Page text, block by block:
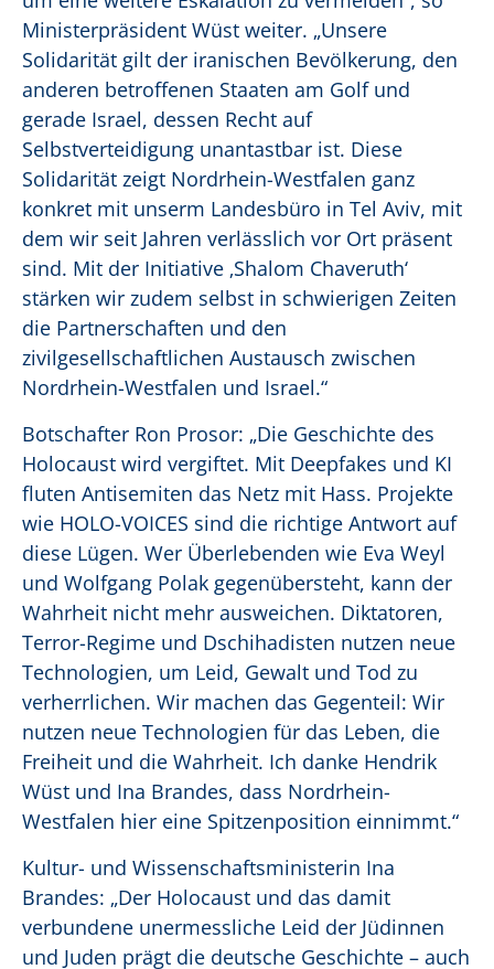
Ministerpräsident Wüst weiter. „Unsere
Solidarität gilt der iranischen Bevölkerung, den
anderen betroffenen Staaten am Golf und
gerade Israel, dessen Recht auf
Selbstverteidigung unantastbar ist. Diese
Solidarität zeigt Nordrhein-Westfalen ganz
konkret mit unserm Landesbüro in Tel Aviv, mit
dem wir seit Jahren verlässlich vor Ort präsent
sind. Mit der Initiative ‚Shalom Chaveruth‘
stärken wir zudem selbst in schwierigen Zeiten
die Partnerschaften und den
zivilgesellschaftlichen Austausch zwischen
Nordrhein-Westfalen und Israel.“
Botschafter Ron Prosor: „Die Geschichte des
Holocaust wird vergiftet. Mit Deepfakes und KI
fluten Antisemiten das Netz mit Hass. Projekte
wie HOLO-VOICES sind die richtige Antwort auf
diese Lügen. Wer Überlebenden wie Eva Weyl
und Wolfgang Polak gegenübersteht, kann der
Wahrheit nicht mehr ausweichen. Diktatoren,
Terror-Regime und Dschihadisten nutzen neue
Technologien, um Leid, Gewalt und Tod zu
verherrlichen. Wir machen das Gegenteil: Wir
nutzen neue Technologien für das Leben, die
Freiheit und die Wahrheit. Ich danke Hendrik
Wüst und Ina Brandes, dass Nordrhein-
Westfalen hier eine Spitzenposition einnimmt.“
Kultur- und Wissenschaftsministerin Ina
Brandes: „Der Holocaust und das damit
verbundene unermessliche Leid der Jüdinnen
und Juden prägt die deutsche Geschichte – auch